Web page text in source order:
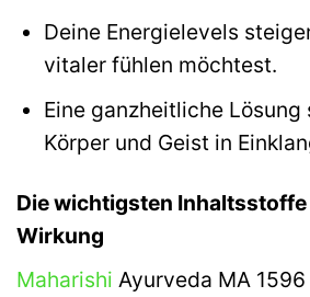
Deine Energielevels
vitaler fühlen möchtest.
Eine ganzheitliche Lösung
Körper und Geist in
Die wichtigsten
Wirkung
Maharishi Ayurveda MA